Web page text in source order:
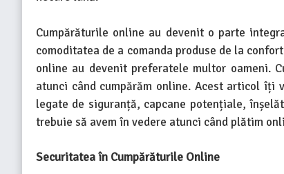
Cumpărăturile online au devenit o parte
comoditatea de a comanda produse de la
online au devenit preferatele multor oameni.
atunci când cumpărăm online. Acest articol îți
legate de siguranță, capcane potențiale,
trebuie să avem în vedere atunci când plătim
Securitatea în Cumpărăturile Online